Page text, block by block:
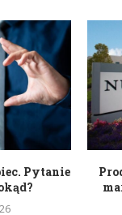
Pytanie